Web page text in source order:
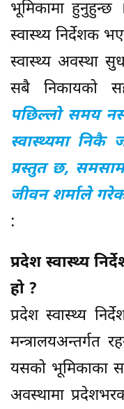
भूमिकामा हुनुहुन्छ
स्वास्थ्य निर्देशक
स्वास्थ्य अवस्था
सबै निकायको
पछिल्लो समय
स्वास्थ्यमा
प्रस्तुत छ,
जीवन शर्माले
:
प्रदेश स्वास्थ्य
हो ?
प्रदेश स्वास्थ्य
मन्त्रालयअन्तर्गत
यसको भूमिकाका
अवस्थामा